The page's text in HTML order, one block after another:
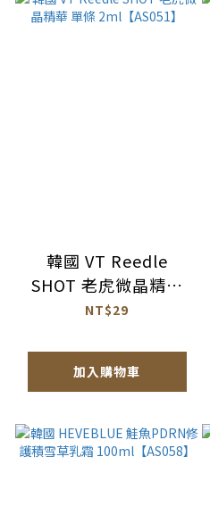
韓國 VT Reedle
SHOT 老虎微晶精華
單條 2ml【AS051】
NT$29
加入購物車